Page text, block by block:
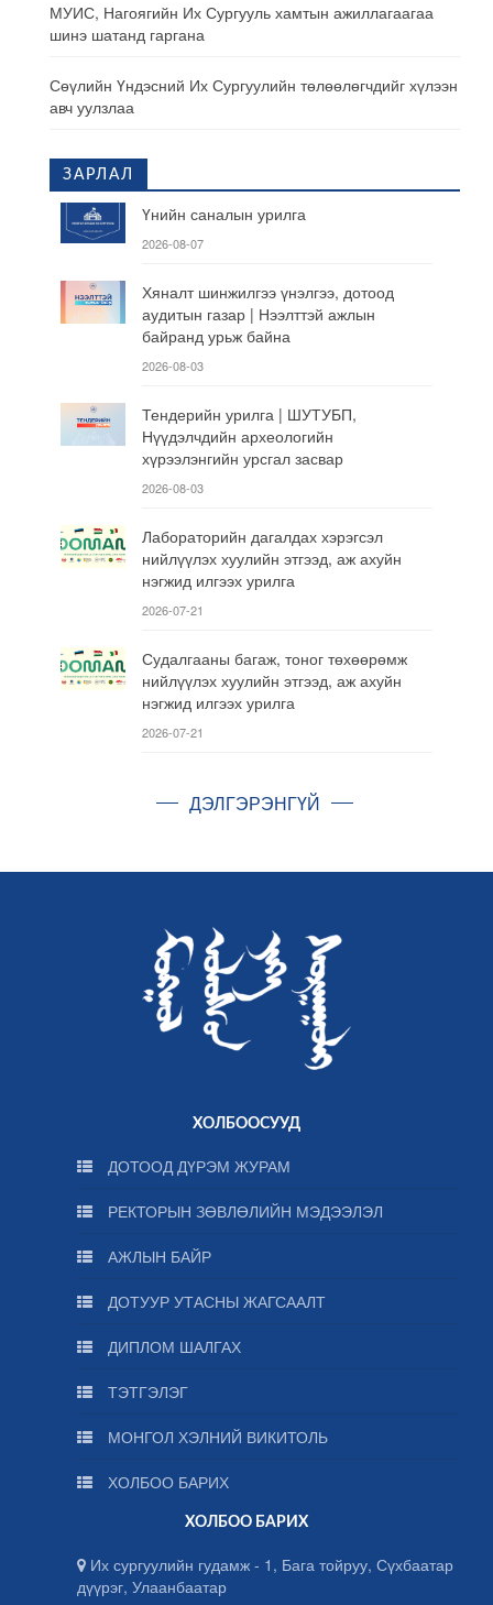
МУИС, Нагоягийн Их Сургууль хамтын ажиллагаагаа
шинэ шатанд гаргана
Сөүлийн Үндэсний Их Сургуулийн төлөөлөгчдийг хүлээн
авч уулзлаа
ЗАРЛАЛ
Үнийн саналын урилга
2026-08-07
Хяналт шинжилгээ үнэлгээ, дотоод
аудитын газар | Нээлттэй ажлын
байранд урьж байна
2026-08-03
Тендерийн урилга | ШУТУБП,
Нүүдэлчдийн археологийн
хүрээлэнгийн урсгал засвар
2026-08-03
Лабораторийн дагалдах хэрэгсэл
нийлүүлэх хуулийн этгээд, аж ахуйн
нэгжид илгээх урилга
2026-07-21
Судалгааны багаж, тоног төхөөрөмж
нийлүүлэх хуулийн этгээд, аж ахуйн
нэгжид илгээх урилга
2026-07-21
ДЭЛГЭРЭНГҮЙ
ХОЛБООСУУД
ДОТООД ДҮРЭМ ЖУРАМ
РЕКТОРЫН ЗӨВЛӨЛИЙН МЭДЭЭЛЭЛ
АЖЛЫН БАЙР
ДОТУУР УТАСНЫ ЖАГСААЛТ
ДИПЛОМ ШАЛГАХ
ТЭТГЭЛЭГ
МОНГОЛ ХЭЛНИЙ ВИКИТОЛЬ
ХОЛБОО БАРИХ
ХОЛБОО БАРИХ
Их сургуулийн гудамж - 1, Бага тойруу, Сүхбаатар
дүүрэг, Улаанбаатар